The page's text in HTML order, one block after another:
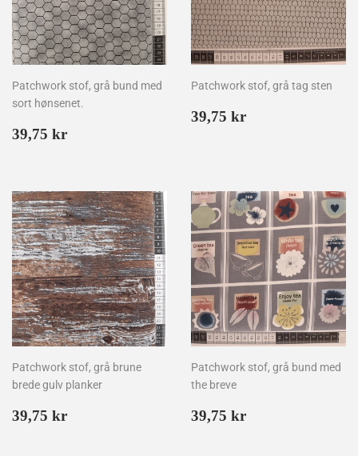
Patchwork stof, grå bund med
sort hønsenet.
Normalpris
39,75 kr
Patchwork stof, grå tag sten
Normalpris
39,75 kr
Patchwork stof, grå brune
brede gulv planker
Normalpris
39,75 kr
Patchwork stof, grå bund med
the breve
Normalpris
39,75 kr